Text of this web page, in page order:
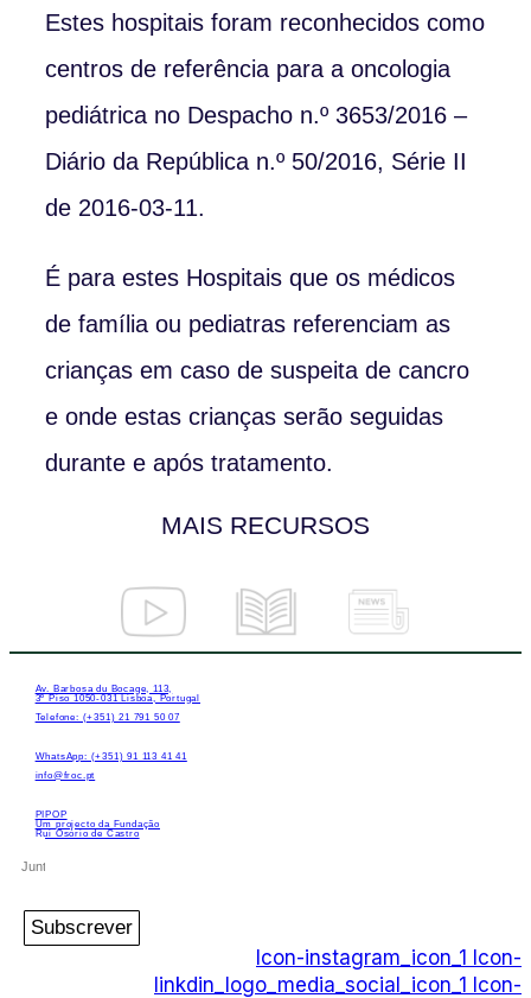
Estes hospitais foram reconhecidos como
centros de referência para a oncologia
pediátrica no Despacho n.º 3653/2016 –
Diário da República n.º 50/2016, Série II
de 2016-03-11.
É para estes Hospitais que os médicos
de família ou pediatras referenciam as
crianças em caso de suspeita de cancro
e onde estas crianças serão seguidas
durante e após tratamento.
MAIS RECURSOS
Av. Barbosa du Bocage, 113,
3º Piso 1050-031 Lisboa, Portugal
Telefone: (+351) 21 791 50 07
WhatsApp: (+351) 91 113 41 41
info@froc.pt
PIPOP
Um projecto da Fundação
Rui Osório de Castro
Subscrever
Icon-instagram_icon_1 Icon-
linkdin_logo_media_social_icon_1 Icon-